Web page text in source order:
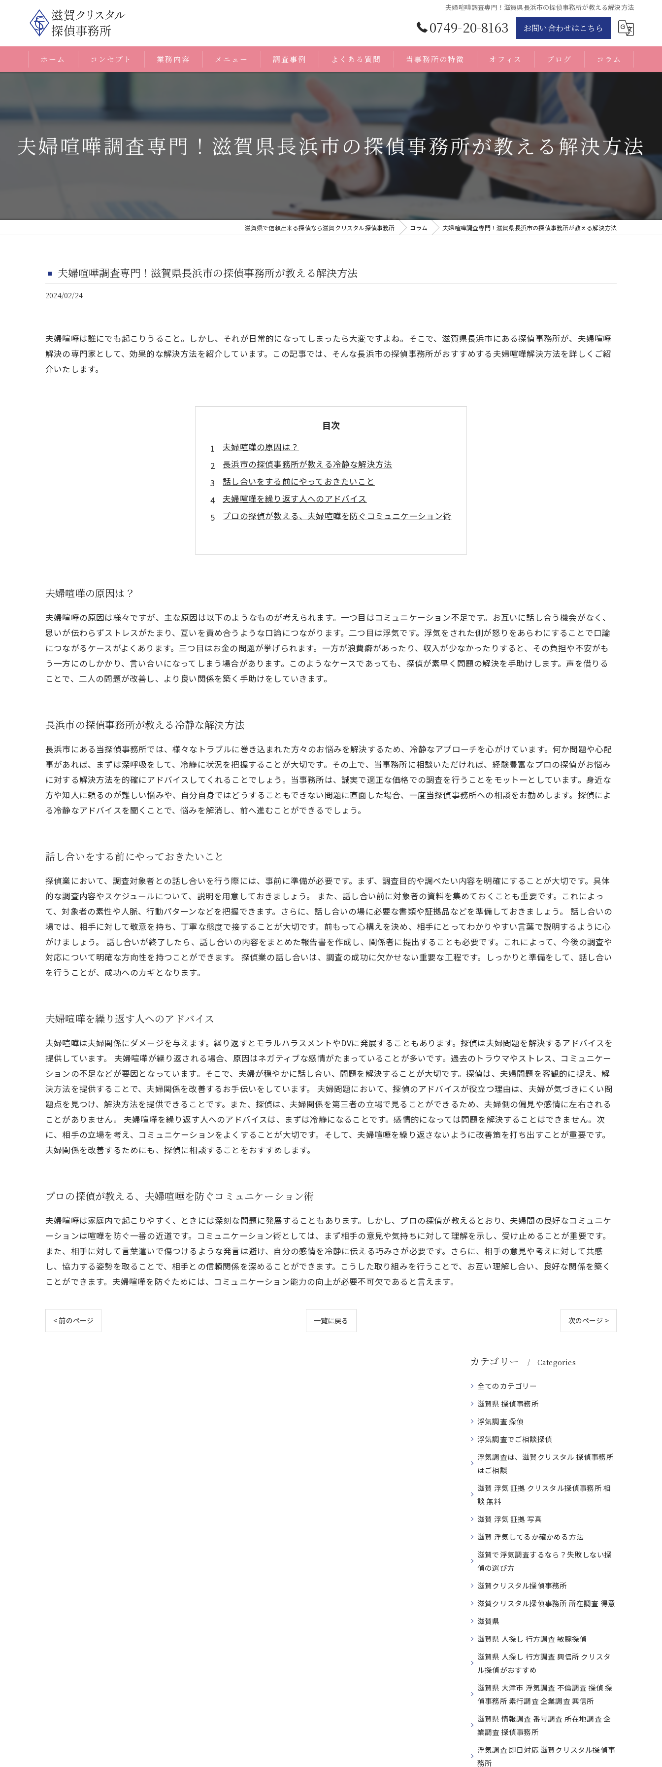
夫婦喧嘩調査専門！滋賀県長浜市の探偵事務所が教える解決方法
0749-20-8163 お問い合わせはこちら
ホーム コンセプト 業務内容 メニュー 調査事例 よくある質問 当事務所の特徴
身辺調査
証拠
オフィス ブログ コラム
夫婦喧嘩調査専門！滋賀県長浜市の探偵事務所が教える解決方法
滋賀県で信頼出来る探偵なら滋賀クリスタル探偵事務所 コラム 夫婦喧嘩調査専門！滋賀県長浜市の探偵事務所が教える解決方法
夫婦喧嘩調査専門！滋賀県長浜市の探偵事務所が教える解決方法
2024/02/24
夫婦喧嘩は誰にでも起こりうること。しかし、それが日常的になってしまったら大変ですよね。そこで、滋賀県長浜市にある探偵事務所が、夫婦喧嘩
解決の専門家として、効果的な解決方法を紹介しています。この記事では、そんな長浜市の探偵事務所がおすすめする夫婦喧嘩解決方法を詳しくご紹
介いたします。
目次
夫婦喧嘩の原因は？
長浜市の探偵事務所が教える冷静な解決方法
話し合いをする前にやっておきたいこと
夫婦喧嘩を繰り返す人へのアドバイス
プロの探偵が教える、夫婦喧嘩を防ぐコミュニケーション術
夫婦喧嘩の原因は？
夫婦喧嘩の原因は様々ですが、主な原因は以下のようなものが考えられます。一つ目はコミュニケーション不足です。お互いに話し合う機会がなく、
思いが伝わらずストレスがたまり、互いを責め合うような口論につながります。二つ目は浮気です。浮気をされた側が怒りをあらわにすることで口論
につながるケースがよくあります。三つ目はお金の問題が挙げられます。一方が浪費癖があったり、収入が少なかったりすると、その負担や不安がも
う一方にのしかかり、言い合いになってしまう場合があります。このようなケースであっても、探偵が素早く問題の解決を手助けします。声を借りる
ことで、二人の問題が改善し、より良い関係を築く手助けをしていきます。
長浜市の探偵事務所が教える冷静な解決方法
長浜市にある当探偵事務所では、様々なトラブルに巻き込まれた方々のお悩みを解決するため、冷静なアプローチを心がけています。何か問題や心配
事があれば、まずは深呼吸をして、冷静に状況を把握することが大切です。その上で、当事務所に相談いただければ、経験豊富なプロの探偵がお悩み
に対する解決方法を的確にアドバイスしてくれることでしょう。当事務所は、誠実で適正な価格での調査を行うことをモットーとしています。身近な
方や知人に頼るのが難しい悩みや、自分自身ではどうすることもできない問題に直面した場合、一度当探偵事務所への相談をお勧めします。探偵によ
る冷静なアドバイスを聞くことで、悩みを解消し、前へ進むことができるでしょう。
話し合いをする前にやっておきたいこと
探偵業において、調査対象者との話し合いを行う際には、事前に準備が必要です。まず、調査目的や調べたい内容を明確にすることが大切です。具体
的な調査内容やスケジュールについて、説明を用意しておきましょう。 また、話し合い前に対象者の資料を集めておくことも重要です。これによっ
て、対象者の素性や人脈、行動パターンなどを把握できます。さらに、話し合いの場に必要な書類や証拠品などを準備しておきましょう。 話し合いの
場では、相手に対して敬意を持ち、丁寧な態度で接することが大切です。前もって心構えを決め、相手にとってわかりやすい言葉で説明するように心
がけましょう。 話し合いが終了したら、話し合いの内容をまとめた報告書を作成し、関係者に提出することも必要です。これによって、今後の調査や
対応について明確な方向性を持つことができます。 探偵業の話し合いは、調査の成功に欠かせない重要な工程です。しっかりと準備をして、話し合い
を行うことが、成功へのカギとなります。
夫婦喧嘩を繰り返す人へのアドバイス
夫婦喧嘩は夫婦関係にダメージを与えます。繰り返すとモラルハラスメントやDVに発展することもあります。探偵は夫婦問題を解決するアドバイスを
提供しています。 夫婦喧嘩が繰り返される場合、原因はネガティブな感情がたまっていることが多いです。過去のトラウマやストレス、コミュニケー
ションの不足などが要因となっています。そこで、夫婦が穏やかに話し合い、問題を解決することが大切です。探偵は、夫婦問題を客観的に捉え、解
決方法を提供することで、夫婦関係を改善するお手伝いをしています。 夫婦問題において、探偵のアドバイスが役立つ理由は、夫婦が気づきにくい問
題点を見つけ、解決方法を提供できることです。また、探偵は、夫婦関係を第三者の立場で見ることができるため、夫婦側の偏見や感情に左右される
ことがありません。 夫婦喧嘩を繰り返す人へのアドバイスは、まずは冷静になることです。感情的になっては問題を解決することはできません。次
に、相手の立場を考え、コミュニケーションをよくすることが大切です。そして、夫婦喧嘩を繰り返さないように改善策を打ち出すことが重要です。
夫婦関係を改善するためにも、探偵に相談することをおすすめします。
プロの探偵が教える、夫婦喧嘩を防ぐコミュニケーション術
夫婦喧嘩は家庭内で起こりやすく、ときには深刻な問題に発展することもあります。しかし、プロの探偵が教えるとおり、夫婦間の良好なコミュニケ
ーションは喧嘩を防ぐ一番の近道です。コミュニケーション術としては、まず相手の意見や気持ちに対して理解を示し、受け止めることが重要です。
また、相手に対して言葉遣いで傷つけるような発言は避け、自分の感情を冷静に伝える巧みさが必要です。さらに、相手の意見や考えに対して共感
し、協力する姿勢を取ることで、相手との信頼関係を深めることができます。こうした取り組みを行うことで、お互い理解し合い、良好な関係を築く
ことができます。夫婦喧嘩を防ぐためには、コミュニケーション能力の向上が必要不可欠であると言えます。
< 前のページ 一覧に戻る 次のページ >
カテゴリー Categories
全てのカテゴリー
滋賀県 探偵事務所
浮気調査 探偵
浮気調査でご相談探偵
浮気調査は、滋賀クリスタル 探偵事務所
はご相談
滋賀 浮気 証拠 クリスタル探偵事務所 相
談 無料
滋賀 浮気 証拠 写真
滋賀 浮気してるか確かめる方法
滋賀で浮気調査するなら？失敗しない探
偵の選び方
滋賀クリスタル探偵事務所
滋賀クリスタル探偵事務所 所在調査 得意
滋賀県
滋賀県 人探し 行方調査 敏腕探偵
滋賀県 人探し 行方調査 興信所 クリスタ
ル探偵がおすすめ
滋賀県 大津市 浮気調査 不倫調査 探偵 探
偵事務所 素行調査 企業調査 興信所
滋賀県 情報調査 番号調査 所在地調査 企
業調査 探偵事務所
浮気調査 即日対応 滋賀クリスタル探偵事
務所